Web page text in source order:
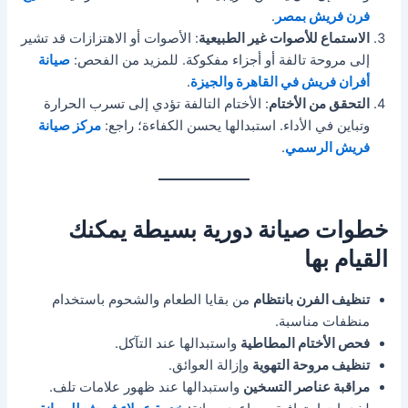
فرن فريش بمصر .
الاستماع للأصوات غير الطبيعية: الأصوات أو الاهتزازات قد تشير
إلى مروحة تالفة أو أجزاء مفكوكة. للمزيد من الفحص:صيانة
أفران فريش في القاهرة والجيزة.
التحقق من الأختام: الأختام التالفة تؤدي إلى تسرب الحرارة
وتباين في الأداء. استبدالها يحسن الكفاءة؛ راجع:مركز صيانة
فريش الرسمي.
خطوات صيانة دورية بسيطة يمكنك
القيام بها
تنظيف الفرن بانتظام من بقايا الطعام والشحوم باستخدام
منظفات مناسبة.
فحص الأختام المطاطية واستبدالها عند التآكل.
تنظيف مروحة التهوية وإزالة العوائق.
مراقبة عناصر التسخين واستبدالها عند ظهور علامات تلف.